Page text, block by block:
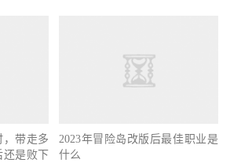
，带走多
还是败下
2023年冒险岛改版后最佳职业是
什么